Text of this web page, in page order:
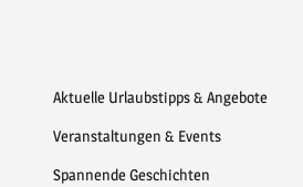
Aktuelle Urlaubstipps & Angebote
Veranstaltungen & Events
Spannende Geschichten